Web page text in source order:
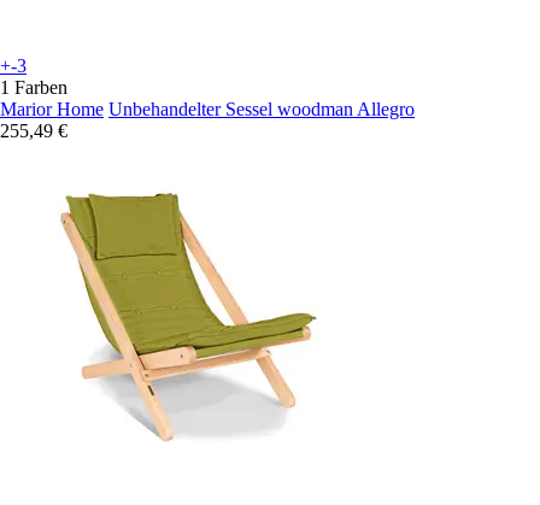
+-3
1 Farben
Marior Home Unbehandelter Sessel woodman Allegro
255,49 €